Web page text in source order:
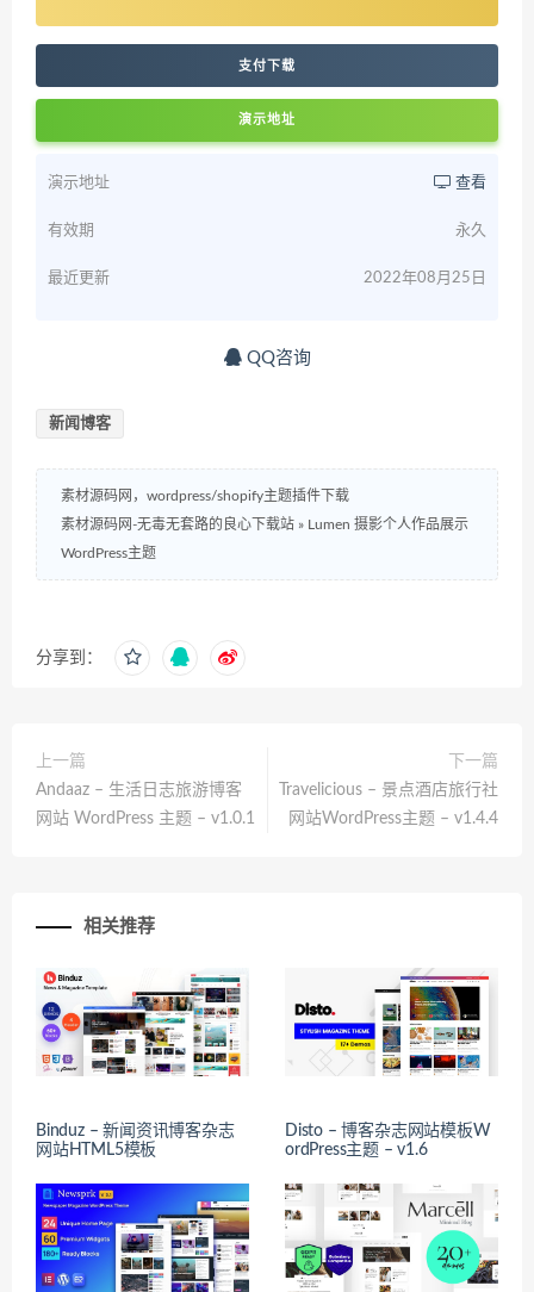
支付下载
演示地址
演示地址 查看
有效期 永久
最近更新 2022年08月25日
QQ咨询
新闻博客
素材源码网，wordpress/shopify主题插件下载
素材源码网-无毒无套路的良心下载站 » Lumen 摄影个人作品展示
WordPress主题
分享到：
上一篇
Andaaz – 生活日志旅游博客
网站 WordPress 主题 – v1.0.1
下一篇
Travelicious – 景点酒店旅行社
网站WordPress主题 – v1.4.4
相关推荐
Binduz – 新闻资讯博客杂志
网站HTML5模板
Disto – 博客杂志网站模板W
ordPress主题 – v1.6